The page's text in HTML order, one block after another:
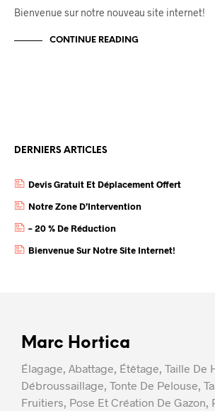
Bienvenue sur notre nouveau site internet!
CONTINUE READING
DERNIERS ARTICLES
Devis Gratuit Et Déplacement Offert
Notre Zone D’Intervention
– 20 % De Réduction
Bienvenue Sur Notre Site Internet!
Marc Hortica
Élagage, Abattage, Étêtage, Taille De
Débroussaillage, Tonte De Pelouse,
Fruitiers, Pose Et Création De Gazon,